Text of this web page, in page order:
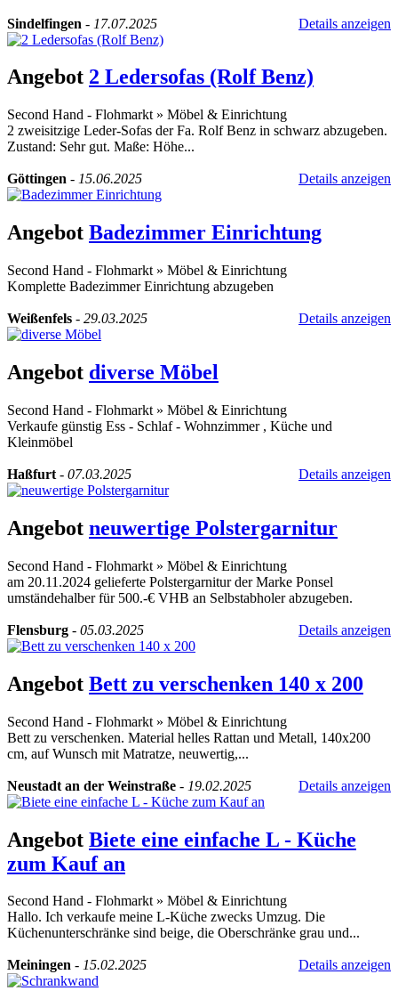
Sindelfingen - 17.07.2025 Details anzeigen
Angebot 2 Ledersofas (Rolf Benz)
Second Hand - Flohmarkt » Möbel & Einrichtung
2 zweisitzige Leder-Sofas der Fa. Rolf Benz in schwarz abzugeben.
Zustand: Sehr gut. Maße: Höhe...
Göttingen - 15.06.2025 Details anzeigen
Angebot Badezimmer Einrichtung
Second Hand - Flohmarkt » Möbel & Einrichtung
Komplette Badezimmer Einrichtung abzugeben
Weißenfels - 29.03.2025 Details anzeigen
Angebot diverse Möbel
Second Hand - Flohmarkt » Möbel & Einrichtung
Verkaufe günstig Ess - Schlaf - Wohnzimmer , Küche und
Kleinmöbel
Haßfurt - 07.03.2025 Details anzeigen
Angebot neuwertige Polstergarnitur
Second Hand - Flohmarkt » Möbel & Einrichtung
am 20.11.2024 gelieferte Polstergarnitur der Marke Ponsel
umständehalber für 500.-€ VHB an Selbstabholer abzugeben.
Flensburg - 05.03.2025 Details anzeigen
Angebot Bett zu verschenken 140 x 200
Second Hand - Flohmarkt » Möbel & Einrichtung
Bett zu verschenken. Material helles Rattan und Metall, 140x200
cm, auf Wunsch mit Matratze, neuwertig,...
Neustadt an der Weinstraße - 19.02.2025 Details anzeigen
Angebot Biete eine einfache L - Küche
zum Kauf an
Second Hand - Flohmarkt » Möbel & Einrichtung
Hallo. Ich verkaufe meine L-Küche zwecks Umzug. Die
Küchenunterschränke sind beige, die Oberschränke grau und...
Meiningen - 15.02.2025 Details anzeigen